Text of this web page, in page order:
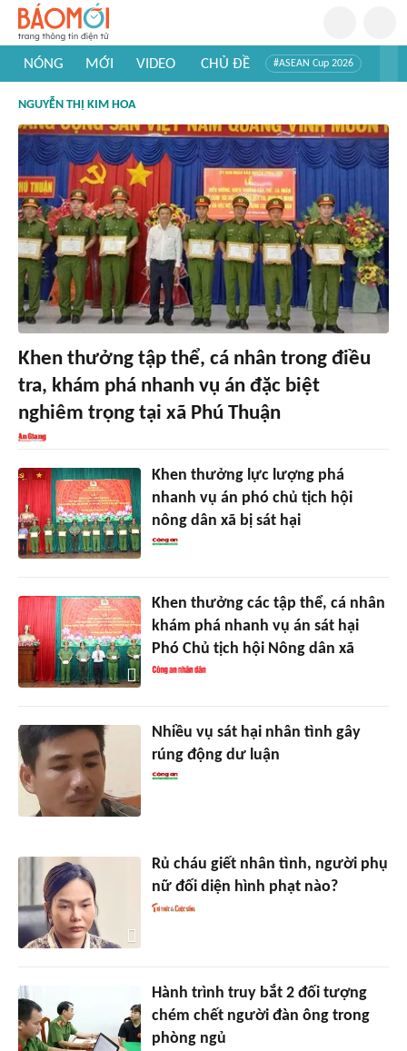
NÓNG MỚI VIDEO CHỦ ĐỀ #ASEAN Cup 2026
#Khám phá thế giới
NGUYỄN THỊ KIM HOA
Khen thưởng tập thể, cá nhân trong điều
tra, khám phá nhanh vụ án đặc biệt
nghiêm trọng tại xã Phú Thuận
Khen thưởng lực lượng phá
nhanh vụ án phó chủ tịch hội
nông dân xã bị sát hại
Khen thưởng các tập thể, cá nhân
khám phá nhanh vụ án sát hại
Phó Chủ tịch hội Nông dân xã
Nhiều vụ sát hại nhân tình gây
rúng động dư luận
Rủ cháu giết nhân tình, người phụ
nữ đối diện hình phạt nào?
Hành trình truy bắt 2 đối tượng
chém chết người đàn ông trong
phòng ngủ